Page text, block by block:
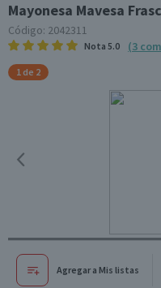
Mayonesa Mavesa
Código: 2042311
Nota 5.0 (3
1 de 2
Agregar a Mis listas